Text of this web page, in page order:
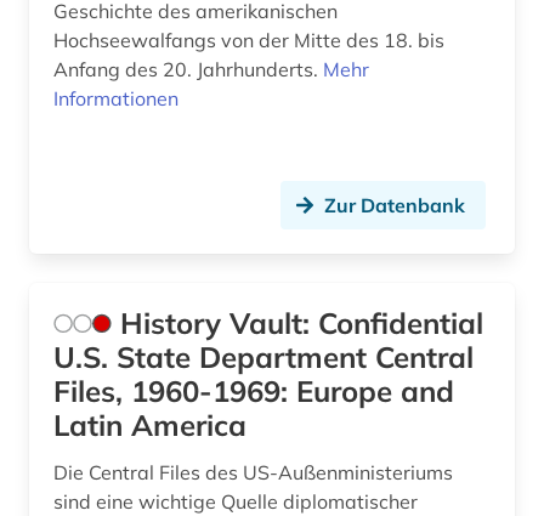
Geschichte des amerikanischen
Hochseewalfangs von der Mitte des 18. bis
Anfang des 20. Jahrhunderts. Mehr
Informationen
Zur Datenbank
History Vault: Confidential
U.S. State Department Central
Files, 1960-1969: Europe and
Latin America
Die Central Files des US-Außenministeriums
sind eine wichtige Quelle diplomatischer